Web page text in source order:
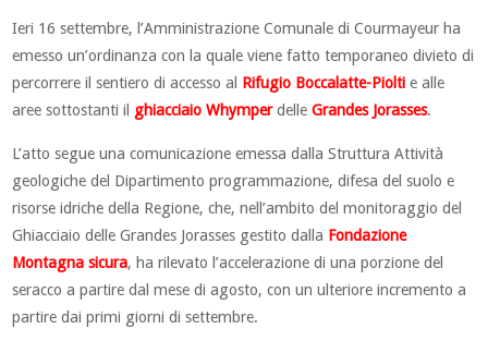
Ieri 16 settembre, l’Amministrazione Comunale di Courmayeur ha
emesso un’ordinanza con la quale viene fatto temporaneo divieto di
percorrere il sentiero di accesso al Rifugio Boccalatte-Piolti e alle
aree sottostanti il ghiacciaio Whymper delleGrandes Jorasses.
L’atto segue una comunicazione emessa dalla Struttura Attività
geologiche del Dipartimento programmazione, difesa del suolo e
risorse idriche della Regione, che, nell’ambito del monitoraggio del
Ghiacciaio delle Grandes Jorasses gestito dalla Fondazione
Montagna sicura, ha rilevato l’accelerazione di una porzione del
seracco a partire dal mese di agosto, con un ulteriore incremento a
partire dai primi giorni di settembre.